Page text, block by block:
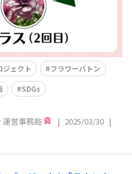
ジェクト
フラワーバトン
SDGs
運営事務局 | 2025/03/30 |